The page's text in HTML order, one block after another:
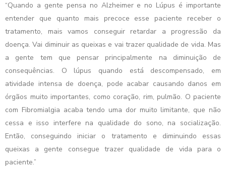
“Quando a gente pensa no Alzheimer e no Lúpus é importante
entender que quanto mais precoce esse paciente receber o
tratamento, mais vamos conseguir retardar a progressão da
doença. Vai diminuir as queixas e vai trazer qualidade de vida. Mas
a gente tem que pensar principalmente na diminuição de
consequências. O lúpus quando está descompensado, em
atividade intensa de doença, pode acabar causando danos em
órgãos muito importantes, como coração, rim, pulmão. O paciente
com Fibromialgia acaba tendo uma dor muito limitante, que não
cessa e isso interfere na qualidade do sono, na socialização.
Então, conseguindo iniciar o tratamento e diminuindo essas
queixas a gente consegue trazer qualidade de vida para o
paciente.”